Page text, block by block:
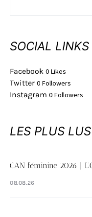
SOCIAL LINKS
Facebook 0 Likes
Twitter 0 Followers
Instagram 0 Followers
LES PLUS LUS
CAN féminine 2026 |
08.08.26